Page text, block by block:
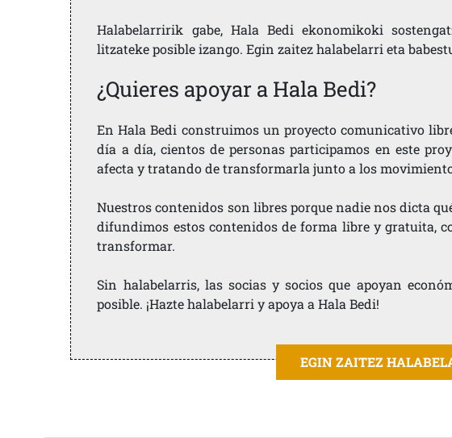
Halabelarririk gabe, Hala Bedi ekonomikoki
litzateke posible izango. Egin zaitez halabelarri eta
¿Quieres apoyar a Hala Bedi?
En Hala Bedi construimos un proyecto comunicativo
día a día, cientos de personas participamos en este
afecta y tratando de transformarla junto a los
Nuestros contenidos son libres porque nadie nos dicta
difundimos estos contenidos de forma libre y gratuita,
transformar.
Sin halabelarris, las socias y socios que apoyan
posible. ¡Hazte halabelarri y apoya a Hala Bedi!
EGIN ZAITEZ